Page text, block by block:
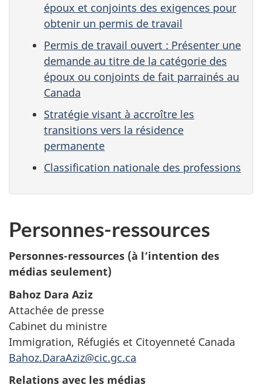
époux et conjoints des exigences pour
obtenir un permis de travail
Permis de travail ouvert : Présenter une
demande au titre de la catégorie des
époux ou conjoints de fait parrainés au
Canada
Stratégie visant à accroître les
transitions vers la résidence
permanente
Classification nationale des professions
Personnes-ressources
Personnes-ressources (à l’intention des
médias seulement)
Bahoz Dara Aziz
Attachée de presse
Cabinet du ministre
Immigration, Réfugiés et Citoyenneté Canada
Bahoz.DaraAziz@cic.gc.ca
Relations avec les médias